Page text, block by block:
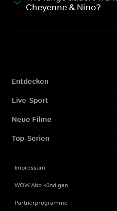
Cheyenne & Nino?
Entdecken
Live-Sport
Neue Filme
Top-Serien
Impressum
WOW Abo kündigen
Partnerprogramme